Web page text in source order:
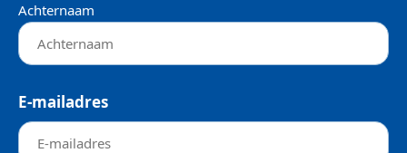
Achternaam
E-mailadres